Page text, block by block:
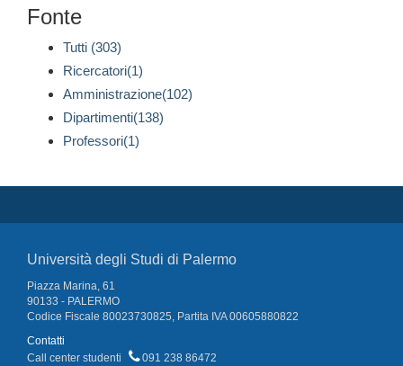
Fonte
Tutti (303)
Ricercatori(1)
Amministrazione(102)
Dipartimenti(138)
Professori(1)
Università degli Studi di Palermo
Piazza Marina, 61
90133 - PALERMO
Codice Fiscale 80023730825, Partita IVA 00605880822
Contatti
Call center studenti
091 238 86472